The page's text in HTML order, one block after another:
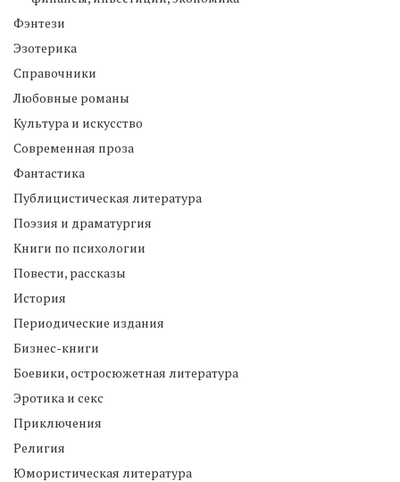
Фэнтези
Эзотерика
Справочники
Любовные романы
Культура и искусство
Современная проза
Фантастика
Публицистическая литература
Поэзия и драматургия
Книги по психологии
Повести, рассказы
История
Периодические издания
Бизнес-книги
Боевики, остросюжетная литература
Эротика и секс
Приключения
Религия
Юмористическая литература